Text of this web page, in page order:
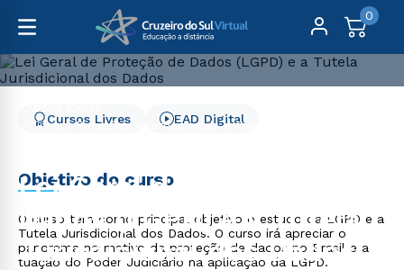
0
Direito, Relações Internacionais e Ciência Política
Lei Geral de Proteção de
Dados (LGPD) e a Tutela
Jurisdicional dos Dados
Cursos Livres EAD Digital
Objetivo do curso
O curso tem como principal objetivo o estudo da LGPD e a
Tutela Jurisdicional dos Dados. O curso irá apreciar o
panorama normativo da proteção de dados no Brasil e a
tuação do Poder Judiciário na aplicação da LGPD.